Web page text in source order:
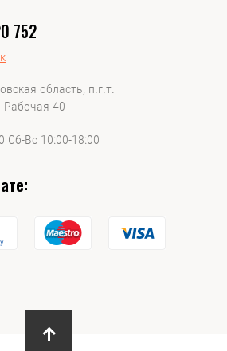
752
область, п.г.т.
Рабочая 40
Сб-Вс 10:00-18:00